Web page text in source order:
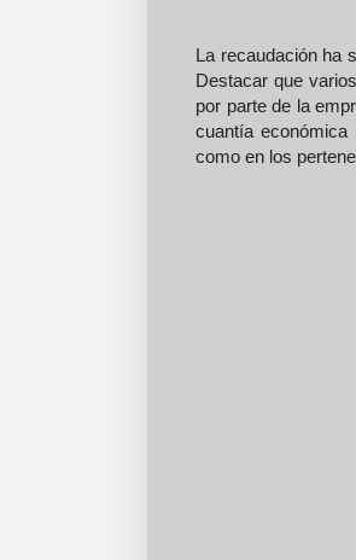
La recaudación ha
Destacar que
por parte de la
cuantía
como en los